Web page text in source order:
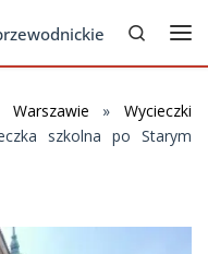
Search
»Wycieczki
szkolna po Starym